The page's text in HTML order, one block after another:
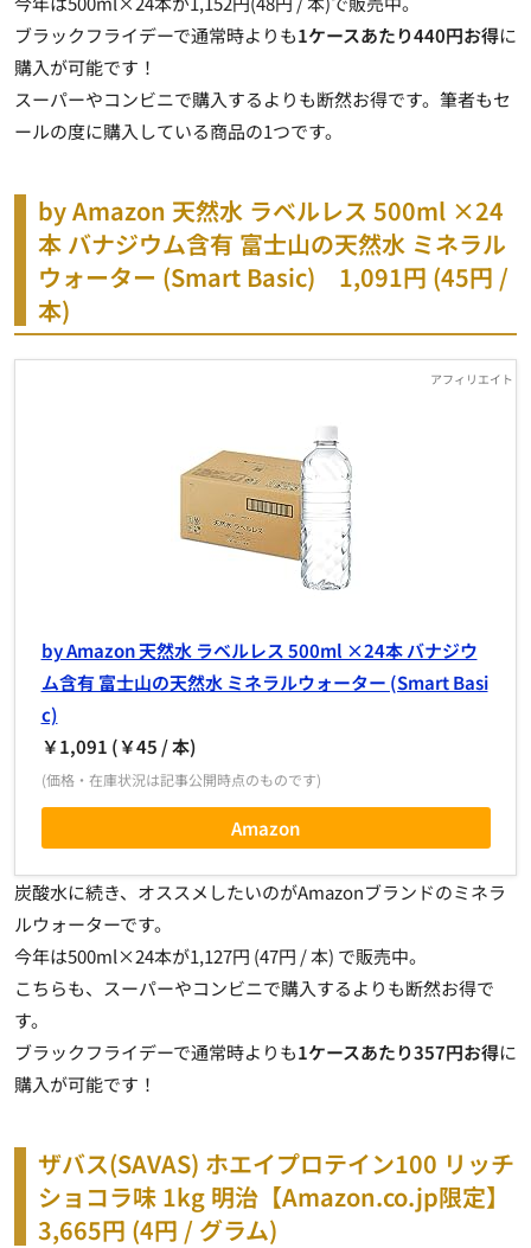
ブラックフライデーで通常時よりも1ケースあたり440円お得に
購入が可能です！
スーパーやコンビニで購入するよりも断然お得です。筆者もセ
ールの度に購入している商品の1つです。
by Amazon 天然水 ラベルレス 500ml ×24
本 バナジウム含有 富士山の天然水 ミネラル
ウォーター (Smart Basic) 1,091円 (45円 /
本)
by Amazon 天然水 ラベルレス 500ml ×24本 バナジウ
ム含有 富士山の天然水 ミネラルウォーター (Smart Basi
c)
￥1,091 (￥45 / 本)
(価格・在庫状況は記事公開時点のものです)
Amazon
炭酸水に続き、オススメしたいのがAmazonブランドのミネラ
ルウォーターです。
今年は500ml×24本が1,127円 (47円 / 本) で販売中。
こちらも、スーパーやコンビニで購入するよりも断然お得で
す。
ブラックフライデーで通常時よりも1ケースあたり357円お得に
購入が可能です！
ザバス(SAVAS) ホエイプロテイン100 リッチ
ショコラ味 1kg 明治【Amazon.co.jp限定】
3,665円 (4円 / グラム)